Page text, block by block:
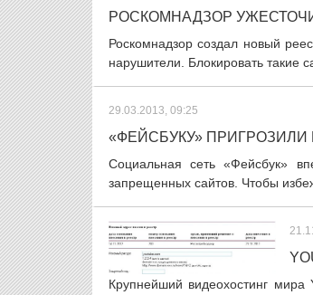
РОСКОМНАДЗОР
Роскомнадзор создал новый
нарушители. Блокировать такие
29.03.2013, 09:25
«ФЕЙСБУКУ»
Социальная сеть «Фейсбук»
запрещенных сайтов. Чтобы
Крупнейший видеохостинг